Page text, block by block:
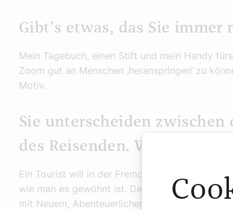
Gibt’s etwas, das Sie immer
Mein Tagebuch, einen Stift und mein Handy
Zoom gut an Menschen ‚heranspringen‘ zu
Motiv.
Sie unterscheiden zwischen
des Reisenden. Wo liegt da
Ein Tourist will in der Fremde seine eigene
wie man es gewöhnt ist. Dem Reisenden ist es
mit Neuem, Abenteuerlichem konfrontiert wird.